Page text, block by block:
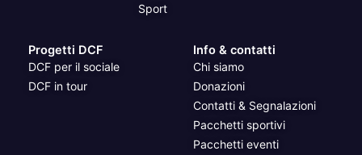
Sport
Progetti DCF
DCF per il sociale
DCF in tour
Info & contatti
Chi siamo
Donazioni
Contatti & Segnalazioni
Pacchetti sportivi
Pacchetti eventi